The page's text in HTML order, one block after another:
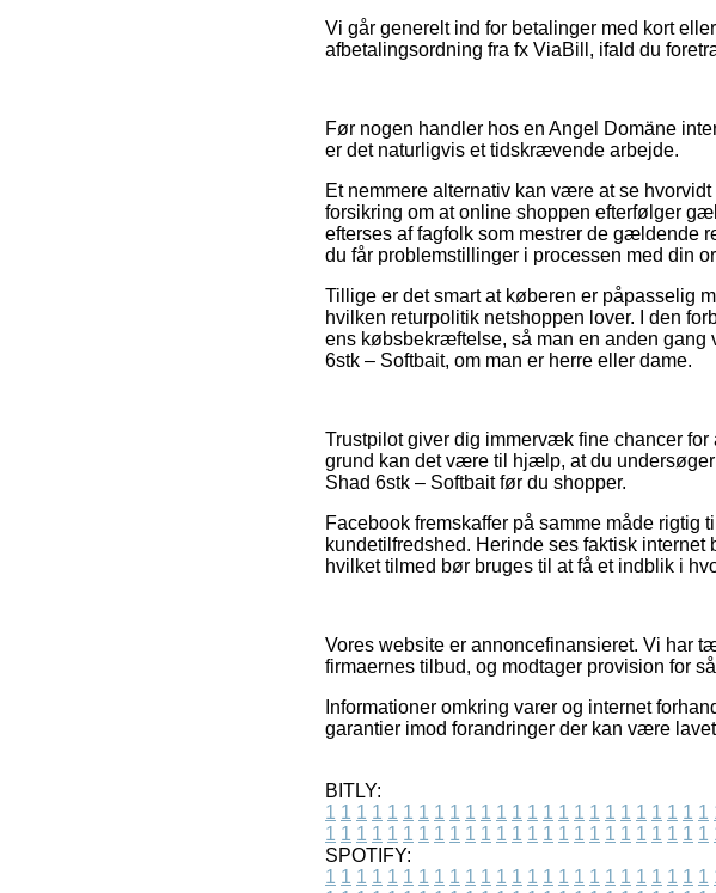
Vi går generelt ind for betalinger med kort
afbetalingsordning fra fx ViaBill, ifald du
Før nogen handler hos en Angel Domäne
er det naturligvis et tidskrævende arbejde.
Et nemmere alternativ kan være at se
forsikring om at online shoppen efterfølger
efterses af fagfolk som mestrer de gældende
du får problemstillinger i processen med din
Tillige er det smart at køberen er påpasselig
hvilken returpolitik netshoppen lover. I den
ens købsbekræftelse, så man en anden
6stk – Softbait, om man er herre eller dame.
Trustpilot giver dig immervæk fine chancer
grund kan det være til hjælp, at du
Shad 6stk – Softbait før du shopper.
Facebook fremskaffer på samme måde rigtig
kundetilfredshed. Herinde ses faktisk
hvilket tilmed bør bruges til at få et indblik i
Vores website er annoncefinansieret. Vi har
firmaernes tilbud, og modtager provision for
Informationer omkring varer og internet
garantier imod forandringer der kan være
BITLY:
1 1 1 1 1 1 1 1 1 1 1 1 1 1 1 1 1 1 1 1 1 1 1 1 1
1 1 1 1 1 1 1 1 1 1 1 1 1 1 1 1 1 1 1 1 1 1 1 1 1
SPOTIFY:
1 1 1 1 1 1 1 1 1 1 1 1 1 1 1 1 1 1 1 1 1 1 1 1 1